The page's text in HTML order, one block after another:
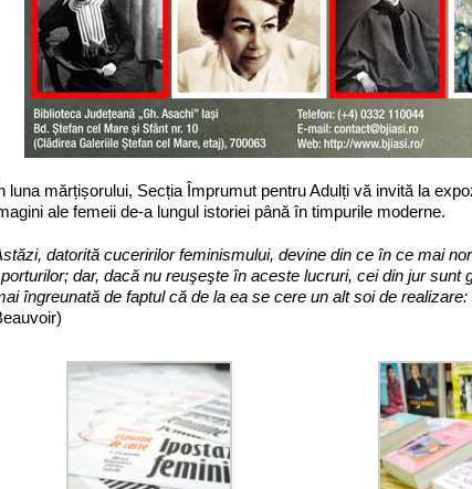
luna mărțișorului, Secția Împrumut pentru Adulți vă invită la
ale femeii de-a lungul istoriei până în timpurile moderne.
datorită cuceririlor feminismului, devine din ce în ce mai
dar, dacă nu reuşeşte în aceste lucruri, cei din jur
îngreunată de faptul că de la ea se cere un alt soi de